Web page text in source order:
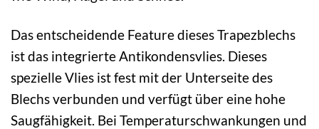
Das entscheidende Feature dieses Trapezblechs
ist das integrierte Antikondensvlies. Dieses
spezielle Vlies ist fest mit der Unterseite des
Blechs verbunden und verfügt über eine hohe
Saugfähigkeit. Bei Temperaturschwankungen und